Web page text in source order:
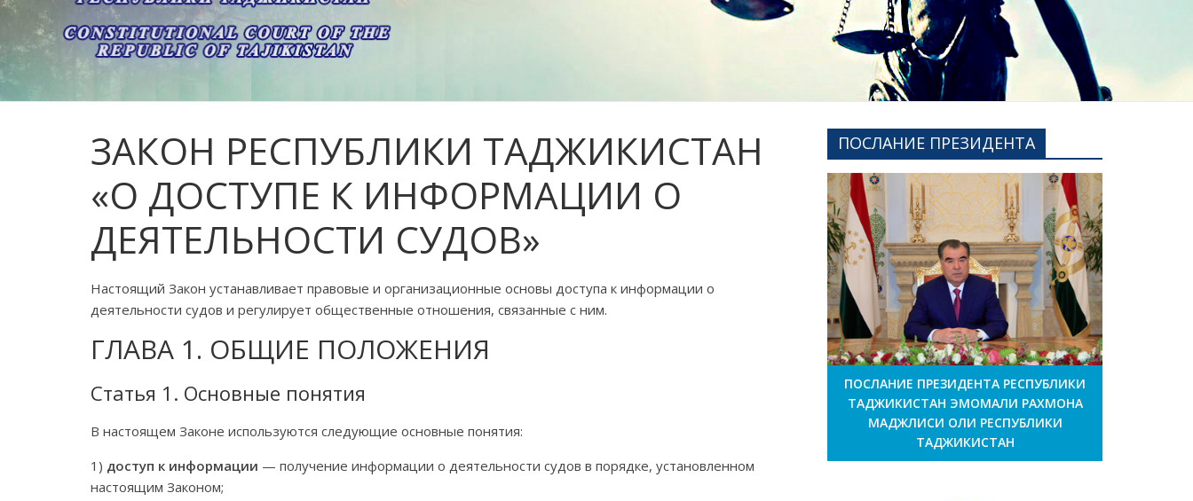
ЗАКОН РЕСПУБЛИКИ ТАДЖИКИСТАН
«О ДОСТУПЕ К ИНФОРМАЦИИ О
ДЕЯТЕЛЬНОСТИ СУДОВ»
Настоящий Закон устанавливает правовые и организационные основы доступа к информации о
деятельности судов и регулирует общественные отношения, связанные с ним.
ГЛАВА 1. ОБЩИЕ ПОЛОЖЕНИЯ
Статья 1. Основные понятия
В настоящем Законе используются следующие основные понятия:
1) доступ к информации — получение информации о деятельности судов в порядке, установленном
настоящим Законом;
ПОСЛАНИЕ ПРЕЗИДЕНТА
ПОСЛАНИЕ ПРЕЗИДЕНТА РЕСПУБЛИКИ
ТАДЖИКИСТАН ЭМОМАЛИ РАХМОНА
МАДЖЛИСИ ОЛИ РЕСПУБЛИКИ
ТАДЖИКИСТАН